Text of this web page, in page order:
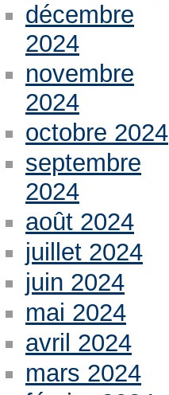
décembre
2024
novembre
2024
octobre 2024
septembre
2024
août 2024
juillet 2024
juin 2024
mai 2024
avril 2024
mars 2024